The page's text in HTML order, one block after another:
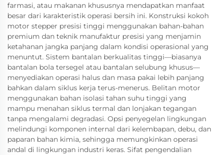
farmasi, atau makanan khususnya mendapatkan manfaat
besar dari karakteristik operasi bersih ini. Konstruksi kokoh
motor stepper presisi tinggi menggunakan bahan-bahan
premium dan teknik manufaktur presisi yang menjamin
ketahanan jangka panjang dalam kondisi operasional yang
menuntut. Sistem bantalan berkualitas tinggi—biasanya
bantalan bola tersegel atau bantalan selubung khusus—
menyediakan operasi halus dan masa pakai lebih panjang
bahkan dalam siklus kerja terus-menerus. Belitan motor
menggunakan bahan isolasi tahan suhu tinggi yang
mampu menahan siklus termal dan lonjakan tegangan
tanpa mengalami degradasi. Opsi penyegelan lingkungan
melindungi komponen internal dari kelembapan, debu, dan
paparan bahan kimia, sehingga memungkinkan operasi
andal di lingkungan industri keras. Sifat pengendalian